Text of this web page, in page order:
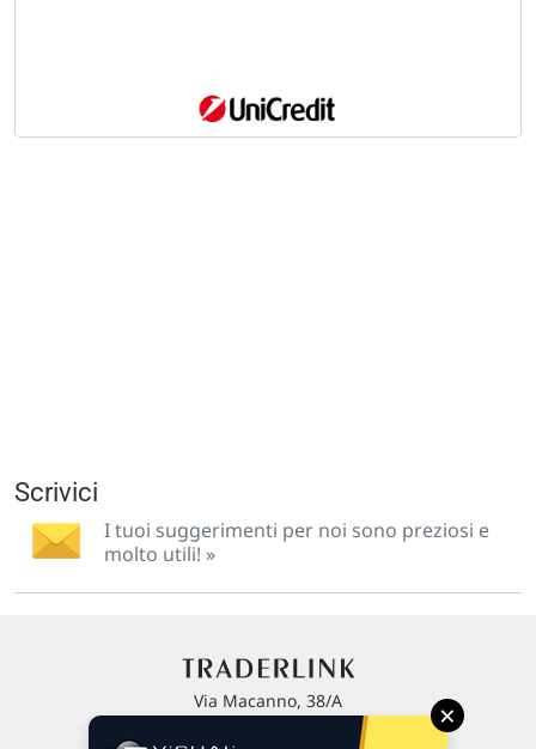
Scrivici
I tuoi suggerimenti per noi sono preziosi e
molto utili! »
Via Macanno, 38/A
×